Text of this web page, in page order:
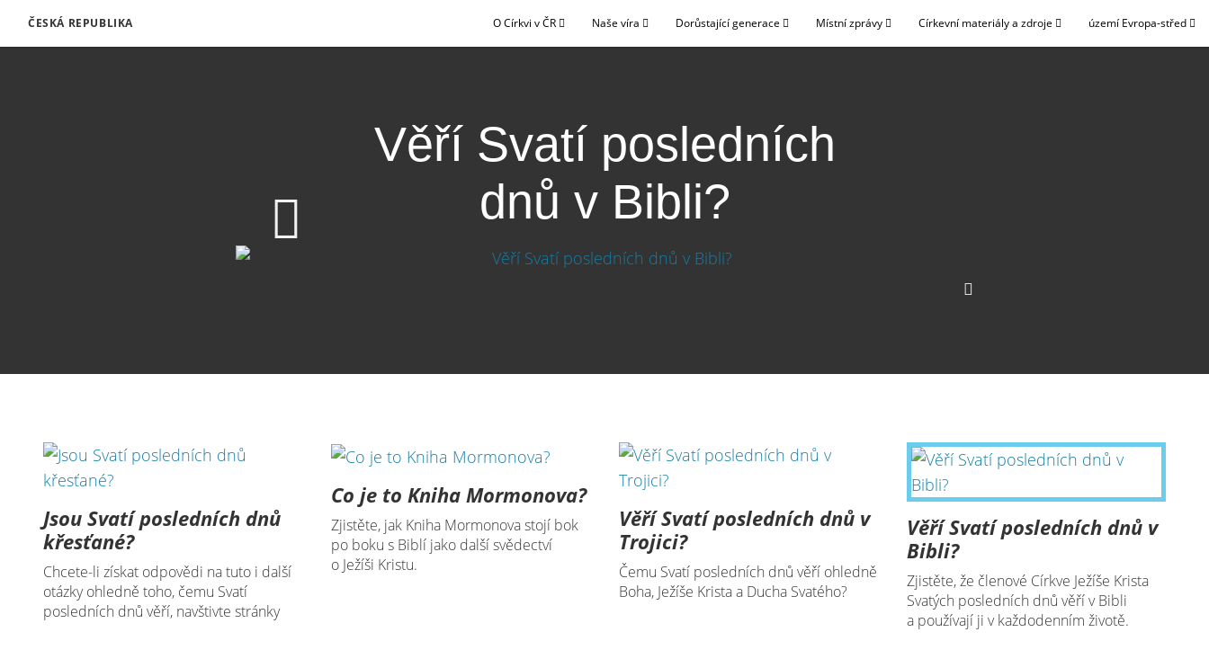
ČESKÁ REPUBLIKA O Církvi v ČR Naše víra Dorůstající generace Místní zprávy Církevní materiály a zdroje území Evropa-střed
Věří Svatí posledních
dnů v Bibli?
Jsou Svatí posledních dnů
křesťané?
Chcete-li získat odpovědi na tuto i další
otázky ohledně toho, čemu Svatí
posledních dnů věří, navštivte stránky
Co je to Kniha Mormonova?
Zjistěte, jak Kniha Mormonova stojí bok
po boku s Biblí jako další svědectví
o Ježíši Kristu.
Věří Svatí posledních dnů v
Trojici?
Čemu Svatí posledních dnů věří ohledně
Boha, Ježíše Krista a Ducha Svatého?
Věří Svatí posledních dnů v
Bibli?
Zjistěte, že členové Církve Ježíše Krista
Svatých posledních dnů věří v Bibli
a používají ji v každodenním životě.